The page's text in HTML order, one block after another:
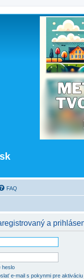
FAQ
a
heslo
e-mail s pokynmi pre